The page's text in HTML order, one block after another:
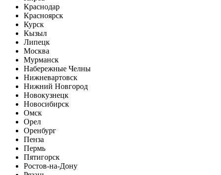
Краснодар
Красноярск
Курск
Кызыл
Липецк
Москва
Мурманск
Набережные Челны
Нижневартовск
Нижний Новгород
Новокузнецк
Новосибирск
Омск
Орел
Оренбург
Пенза
Пермь
Пятигорск
Ростов-на-Дону